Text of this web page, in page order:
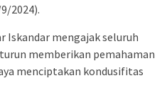
2024).
Iskandar mengajak seluruh
memberikan pemahaman
menciptakan kondusifitas